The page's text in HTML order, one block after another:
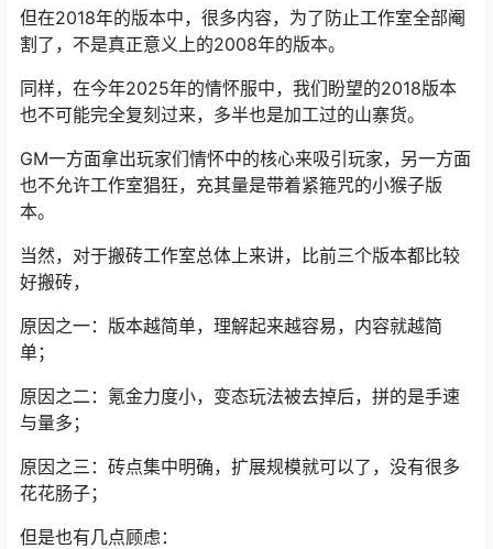
但在2018年的版本中，很多内容，为了防止工作室全部阉
割了，不是真正意义上的2008年的版本。
同样，在今年2025年的情怀服中，我们盼望的2018版本
也不可能完全复刻过来，多半也是加工过的山寨货。
GM一方面拿出玩家们情怀中的核心来吸引玩家，另一方面
也不允许工作室猖狂，充其量是带着紧箍咒的小猴子版
本。
当然，对于搬砖工作室总体上来讲，比前三个版本都比较
好搬砖，
原因之一：版本越简单，理解起来越容易，内容就越简
单；
原因之二：氪金力度小，变态玩法被去掉后，拼的是手速
与量多；
原因之三：砖点集中明确，扩展规模就可以了，没有很多
花花肠子；
但是也有几点顾虑：